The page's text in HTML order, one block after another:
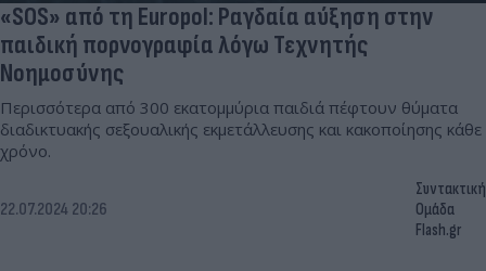
«SOS» από τη Europol: Ραγδαία αύξηση στην
παιδική πορνογραφία λόγω Τεχνητής
Νοημοσύνης
Περισσότερα από 300 εκατομμύρια παιδιά πέφτουν θύματα
διαδικτυακής σεξουαλικής εκμετάλλευσης και κακοποίησης κάθε
χρόνο.
22.07.2024 20:26
Συντακτική
Ομάδα
Flash.gr